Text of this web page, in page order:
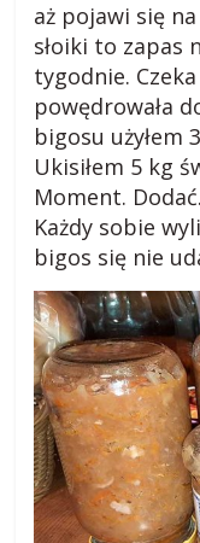
aż pojawi się
słoiki to zapas
tygodnie.
powędrowała
bigosu użyłem
Ukisiłem 5 kg
Moment.
Każdy sobie
bigos się nie